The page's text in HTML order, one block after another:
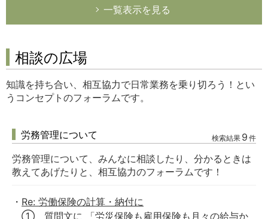
一覧表示を見る
相談の広場
知識を持ち合い、相互協力で日常業務を乗り切ろう！とい
うコンセプトのフォーラムです。
労務管理について 検索結果 9 件
労務管理について、みんなに相談したり、分かるときは
教えてあげたりと、相互協力のフォーラムです！
Re: 労働保険の計算・納付に
① 質問文に 「労災保険も雇用保険も月々の給与か